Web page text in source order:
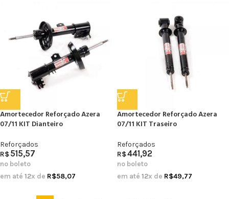
Amortecedor Reforçado Azera
07/11 KIT Dianteiro
Reforçados
R$515,57
no boleto
em até 12x de R$58,07
Amortecedor Reforçado Azera
07/11 KIT Traseiro
Reforçados
R$441,92
no boleto
em até 12x de R$49,77